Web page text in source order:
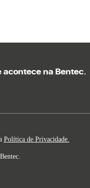
na Bentec.
Política de Privacidade.